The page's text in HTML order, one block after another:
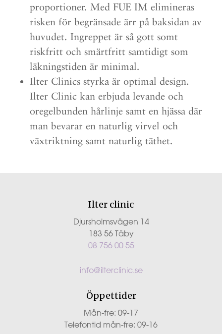
proportioner. Med FUE IM elimineras
risken för begränsade ärr på baksidan av
huvudet. Ingreppet är så gott somt
riskfritt och smärtfritt samtidigt som
läkningstiden är minimal.
Ilter Clinics styrka är optimal design.
Ilter Clinic kan erbjuda levande och
oregelbunden hårlinje samt en hjässa där
man bevarar en naturlig virvel och
växtriktning samt naturlig täthet.
Ilter clinic
Djursholmsvägen 14
183 56 Täby
08 756 00 55
info@ilterclinic.se
Öppettider
Mån-fre: 09-17
Telefontid mån-fre: 09-16